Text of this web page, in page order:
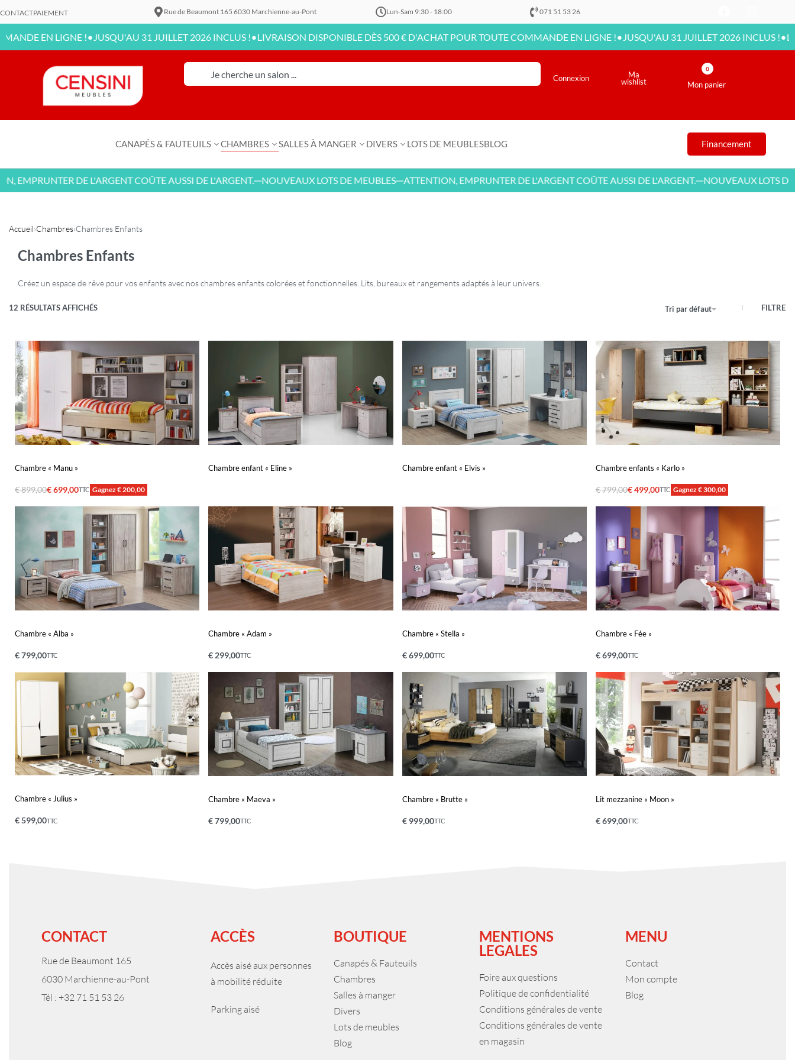
CONTACTPAIEMENT Rue de Beaumont 165 6030 Marchienne-au-Pont Lun-Sam 9:30 - 18:00 071 51 53 26
LIGNE !• JUSQU'AU 31 JUILLET 2026 INCLUS ! •LIVRAISON DISPONIBLE DÈS 500 € D'ACHAT POUR TOUTE COMMANDE EN LIGNE !• JUSQU'AU 31 JUILLET 2026 INCLUS ! •
Connexion Ma
wishlist Mon panier
0
CANAPÉS & FAUTEUILS CHAMBRES SALLES À MANGER DIVERS LOTS DE MEUBLESBLOG Financement
DE L'ARGENT COÛTE AUSSI DE L'ARGENT.—NOUVEAUX LOTS DE MEUBLES—ATTENTION, EMPRUNTER DE L'ARGENT COÛTE AUSSI DE L'ARGENT.—NOUVEAUX LOTS DE
Accueil›Chambres›Chambres Enfants
Chambres Enfants
Créez un espace de rêve pour vos enfants avec nos chambres enfants colorées et fonctionnelles. Lits, bureaux et rangements adaptés à leur univers.
12 RÉSULTATS AFFICHÉS Tri par défaut FILTRE
Chambre « Manu »
€899,00€699,00TTC Gagnez € 200,00
APERÇU
Chambre enfant « Eline »
APERÇU
Chambre enfant « Elvis »
APERÇU
Chambre enfants « Karlo »
€799,00€499,00TTC Gagnez € 300,00
APERÇU
Chambre « Alba »
€799,00TTC
APERÇU
Chambre « Adam »
€ 299,00TTC
APERÇU
Chambre « Stella »
€699,00TTC
APERÇU
Chambre « Fée »
€699,00TTC
APERÇU
Chambre « Julius »
€599,00TTC
Chambre « Maeva »
€799,00TTC
Chambre « Brutte »
€999,00TTC
Lit mezzanine « Moon »
€699,00TTC
CONTACT
Rue de Beaumont 165
6030 Marchienne-au-Pont
Tél : +32 71 51 53 26
ACCÈS
Accès aisé aux personnes
à mobilité réduite
Parking aisé
BOUTIQUE
Canapés & Fauteuils
Chambres
Salles à manger
Divers
Lots de meubles
Blog
MENTIONS
LEGALES
Foire aux questions
Politique de confidentialité
Conditions générales de vente
Conditions générales de vente
en magasin
MENU
Contact
Mon compte
Blog